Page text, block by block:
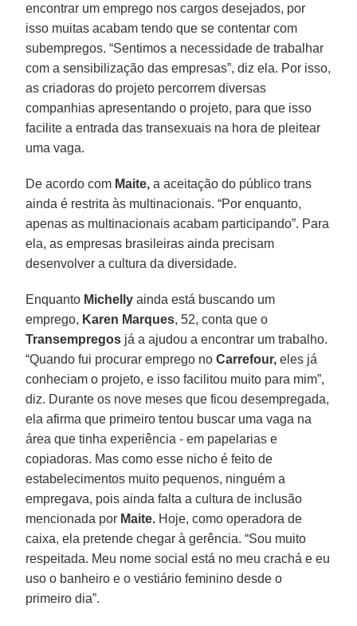
encontrar um emprego nos cargos desejados, por
isso muitas acabam tendo que se contentar com
subempregos. “Sentimos a necessidade de trabalhar
com a sensibilização das empresas”, diz ela. Por isso,
as criadoras do projeto percorrem diversas
companhias apresentando o projeto, para que isso
facilite a entrada das transexuais na hora de pleitear
uma vaga.
De acordo com Maite, a aceitação do público trans
ainda é restrita às multinacionais. “Por enquanto,
apenas as multinacionais acabam participando”. Para
ela, as empresas brasileiras ainda precisam
desenvolver a cultura da diversidade.
Enquanto Michelly ainda está buscando um
emprego, Karen Marques, 52, conta que o
Transempregos já a ajudou a encontrar um trabalho.
“Quando fui procurar emprego noCarrefour, eles já
conheciam o projeto, e isso facilitou muito para mim”,
diz. Durante os nove meses que ficou desempregada,
ela afirma que primeiro tentou buscar uma vaga na
área que tinha experiência - em papelarias e
copiadoras. Mas como esse nicho é feito de
estabelecimentos muito pequenos, ninguém a
empregava, pois ainda falta a cultura de inclusão
mencionada por Maite. Hoje, como operadora de
caixa, ela pretende chegar à gerência. “Sou muito
respeitada. Meu nome social está no meu crachá e eu
uso o banheiro e o vestiário feminino desde o
primeiro dia”.